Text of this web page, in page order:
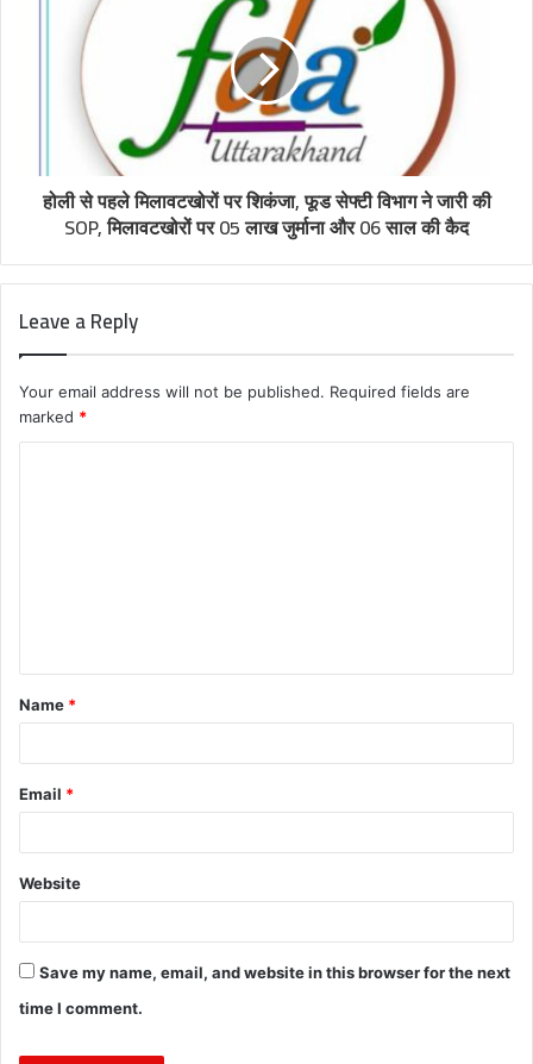
होली से पहले मिलावटखोरों पर शिकंजा, फूड सेफ्टी विभाग ने जारी की
SOP, मिलावटखोरों पर 05 लाख जुर्माना और 06 साल की कैद
Leave a Reply
Your email address will not be published. Required fields are
marked *
t
*
Name *
Email *
Website
Save my name, email, and website in this browser for the next
time I comment.